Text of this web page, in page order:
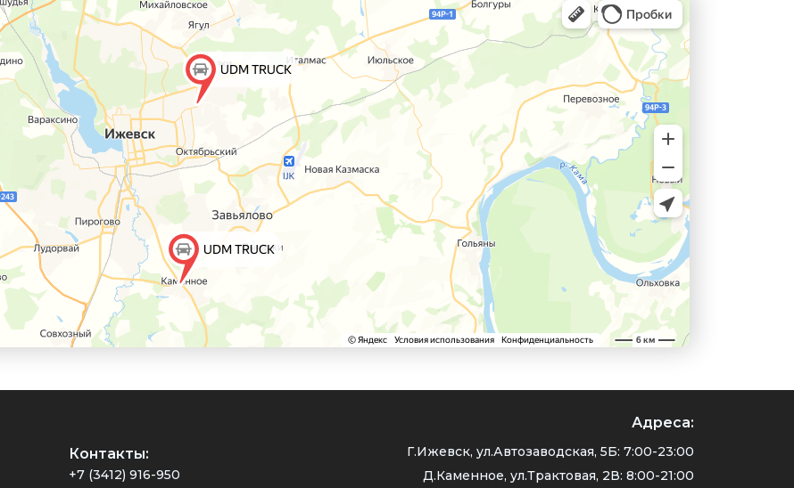
Контакты:
+7 (3412) 916-950
Адреса:
Г.Ижевск, ул.Автозаводская, 5Б: 7:00-23:00
Д.Каменное, ул.Трактовая, 2В: 8:00-21:00